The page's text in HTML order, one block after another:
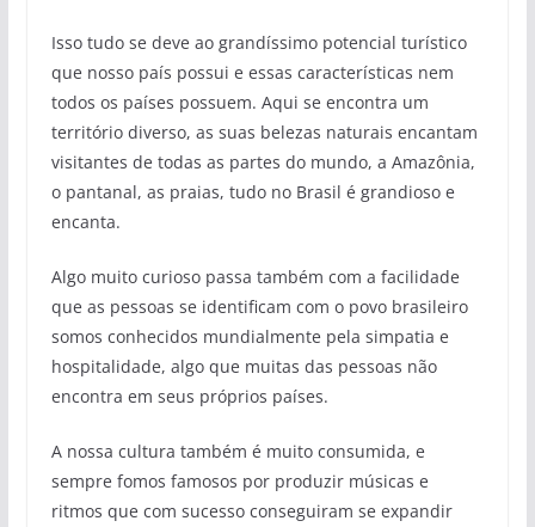
Isso tudo se deve ao grandíssimo potencial turístico
que nosso país possui e essas características nem
todos os países possuem. Aqui se encontra um
território diverso, as suas belezas naturais encantam
visitantes de todas as partes do mundo, a Amazônia,
o pantanal, as praias, tudo no Brasil é grandioso e
encanta.
Algo muito curioso passa também com a facilidade
que as pessoas se identificam com o povo brasileiro
somos conhecidos mundialmente pela simpatia e
hospitalidade, algo que muitas das pessoas não
encontra em seus próprios países.
A nossa cultura também é muito consumida, e
sempre fomos famosos por produzir músicas e
ritmos que com sucesso conseguiram se expandir